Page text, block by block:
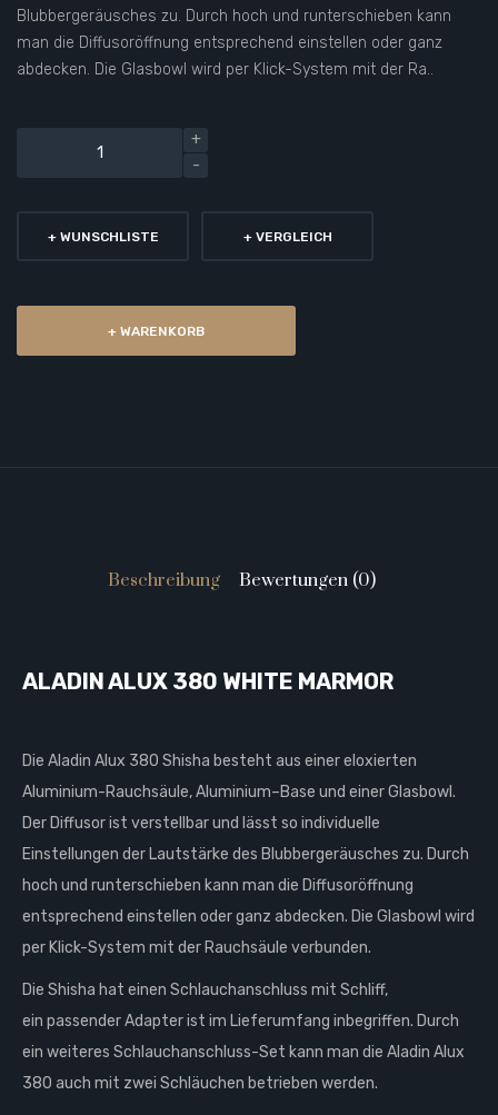
Blubbergeräusches zu. Durch hoch und runterschieben kann
man die Diffusoröffnung entsprechend einstellen oder ganz
abdecken. Die Glasbowl wird per Klick-System mit der Ra..
+ WUNSCHLISTE + VERGLEICH
+ WARENKORB
Beschreibung Bewertungen (0)
ALADIN ALUX 380 WHITE MARMOR
Die Aladin Alux 380 Shisha besteht aus einer eloxierten
Aluminium-Rauchsäule, Aluminium–Base und einer Glasbowl.
Der Diffusor ist verstellbar und lässt so individuelle
Einstellungen der Lautstärke des Blubbergeräusches zu. Durch
hoch und runterschieben kann man die Diffusoröffnung
entsprechend einstellen oder ganz abdecken. Die Glasbowl wird
per Klick-System mit der Rauchsäule verbunden.
Die Shisha hat einen Schlauchanschluss mit Schliff,
ein passender Adapter ist im Lieferumfang inbegriffen. Durch
ein weiteres Schlauchanschluss-Set kann man die Aladin Alux
380 auch mit zwei Schläuchen betrieben werden.